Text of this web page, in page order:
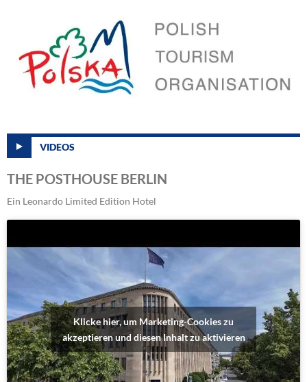
VIDEOS
THE POSTHOUSE BERLIN
Ein Leonardo Limited Edition Hotel
Klicke hier, um Marketing-Cookies zu
akzeptieren und diesen Inhalt zu aktivieren